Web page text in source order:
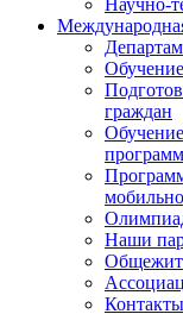
Научно-
граждан
Наши
Контакты